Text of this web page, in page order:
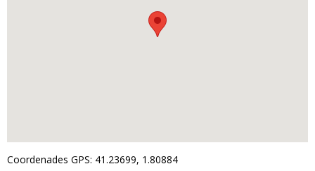
Coordenades GPS: 41.23699, 1.80884